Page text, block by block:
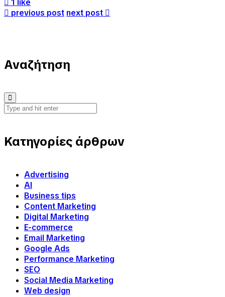
1 like
previous post next post
Αναζήτηση
Κατηγορίες άρθρων
Advertising
AI
Business tips
Content Marketing
Digital Marketing
E-commerce
Email Marketing
Google Ads
Performance Marketing
SEO
Social Media Marketing
Web design